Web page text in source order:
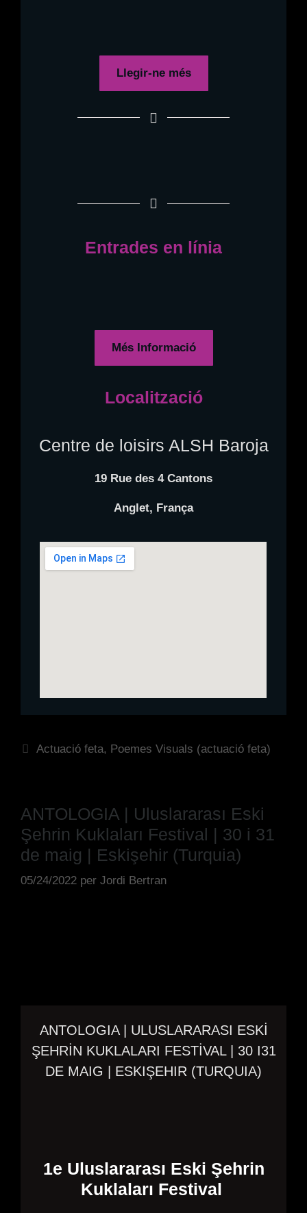
Llegir-ne més
Entrades en línia
Més Informació
Localització
Centre de loisirs ALSH Baroja
19 Rue des 4 Cantons
Anglet, França
Actuació feta, Poemes Visuals (actuació feta)
ANTOLOGIA | Uluslararası Eski
Şehrin Kuklaları Festival | 30 i 31
de maig | Eskişehir (Turquia)
05/24/2022 per Jordi Bertran
ANTOLOGIA | ULUSLARARASI ESKİ
ŞEHRİN KUKLALARI FESTİVAL | 30 I31
DE MAIG | ESKIŞEHIR (TURQUIA)
1e Uluslararası Eski Şehrin
Kuklaları Festival